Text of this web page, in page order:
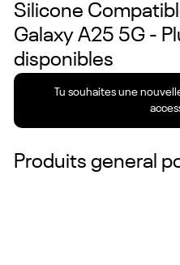
Silicone
Galaxy A25 5G -
disponibles
Tu souhaites une
Produits general